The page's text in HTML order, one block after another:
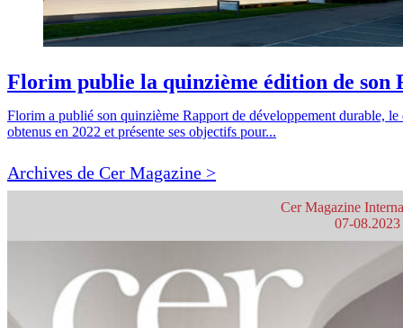
Florim publie la quinzième édition de son
Florim a publié son quinzième Rapport de développement durable,
obtenus en 2022 et présente ses objectifs pour...
Archives de Cer Magazine >
Cer Magazine
07-08.2023